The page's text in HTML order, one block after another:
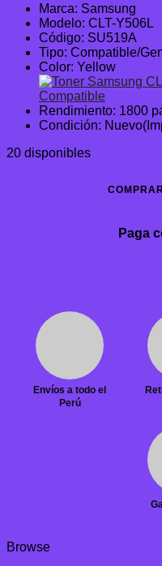
original
era:
S/379.00.
actual
es:
S/208.45.
Marca: Samsung
Modelo: CLT-Y506L
Código: SU519A
Tipo: Compatible/
Color: Yellow
Rendimiento: 1800
Condición:
20 disponibles
Paga
Envíos a todo el
Perú
Browse